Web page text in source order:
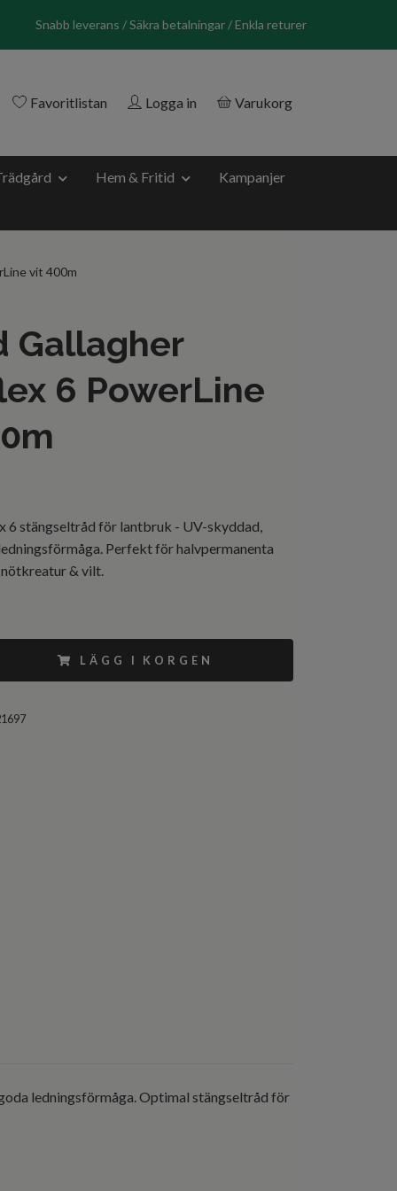
Snabb leverans / Säkra betalningar / Enkla returer
Favoritlistan Logga in Varukorg
Hem & Fritid
Kampanjer
vit 400m
Gallagher
6 PowerLine
6 stängseltråd för lantbruk - UV-skyddad,
Perfekt för halvpermanenta
& vilt.
LÄGG I KORGEN
ledningsförmåga. Optimal stängseltråd för